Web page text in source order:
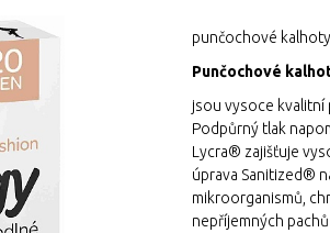
punčochové kalhoty
Punčochové
jsou vysoce kvalitní
Podpůrný tlak
Lycra® zajišťuje
úprava Sanitized®
mikroorganismů,
nepříjemných